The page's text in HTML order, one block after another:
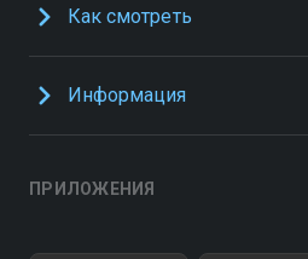
Как смотреть
Информация
ПРИЛОЖЕНИЯ